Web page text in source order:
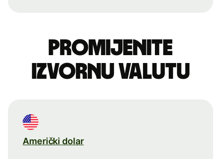
Promijenite
izvornu valutu
Američki dolar